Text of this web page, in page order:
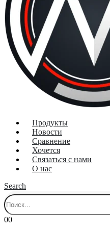
Продукты
Новости
Сравнение
Хочется
Связаться с нами
О нас
Search
00